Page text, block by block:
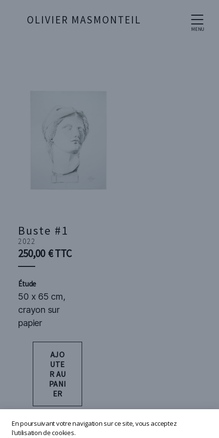
MENU
OLIVIER MASMONTEIL
Buste #1
2022
250,00 €TTC
Étude
50 x 65 cm,
crayon sur
papier
AJO
UTE
R AU
PANI
ER
En poursuivant votre navigation sur ce site, vous acceptez
l'utilisation de cookies.